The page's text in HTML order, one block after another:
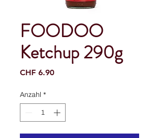
FOODOO
Ketchup 290g
CHF 6.90Preis
Anzahl *